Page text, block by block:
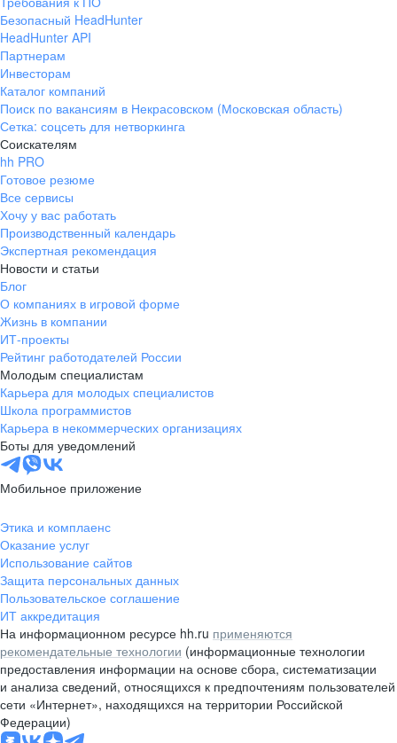
Безопасный HeadHunter
HeadHunter API
Партнерам
Инвесторам
Каталог компаний
Поиск по вакансиям в Некрасовском (Московская область)
Сетка: соцсеть для нетворкинга
Соискателям
hh PRO
Готовое резюме
Все сервисы
Хочу у вас работать
Производственный календарь
Экспертная рекомендация
Новости и статьи
Блог
О компаниях в игровой форме
Жизнь в компании
ИТ-проекты
Рейтинг работодателей России
Молодым специалистам
Карьера для молодых специалистов
Школа программистов
Карьера в некоммерческих организациях
Боты для уведомлений
Мобильное приложение
Этика и комплаенс
Оказание услуг
Использование сайтов
Защита персональных данных
Пользовательское соглашение
ИТ аккредитация
На информационном ресурсе hh.ru применяются
рекомендательные технологии (информационные технологии
предоставления информации на основе сбора, систематизации
и анализа сведений, относящихся к предпочтениям пользователей
сети «Интернет», находящихся на территории Российской
Федерации)